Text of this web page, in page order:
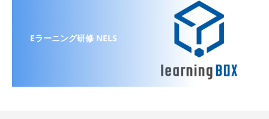
Eラーニング研修 NELS